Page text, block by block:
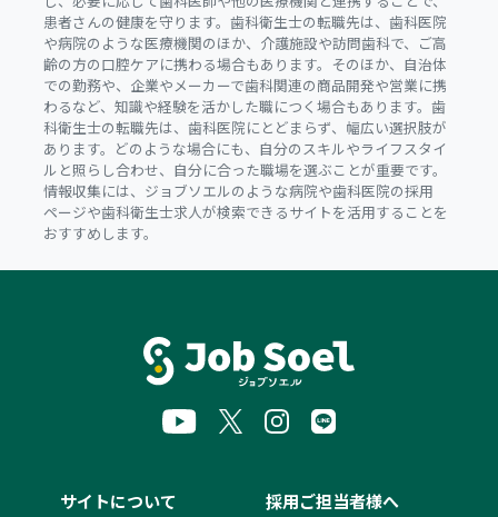
患者さんの健康を守ります。歯科衛生士の転職先は、歯科医院
や病院のような医療機関のほか、介護施設や訪問歯科で、ご高
齢の方の口腔ケアに携わる場合もあります。そのほか、自治体
での勤務や、企業やメーカーで歯科関連の商品開発や営業に携
わるなど、知識や経験を活かした職につく場合もあります。歯
科衛生士の転職先は、歯科医院にとどまらず、幅広い選択肢が
あります。どのような場合にも、自分のスキルやライフスタイ
ルと照らし合わせ、自分に合った職場を選ぶことが重要です。
情報収集には、ジョブソエルのような病院や歯科医院の採用
ページや歯科衛生士求人が検索できるサイトを活用することを
おすすめします。
サイトについて 採用ご担当者様へ